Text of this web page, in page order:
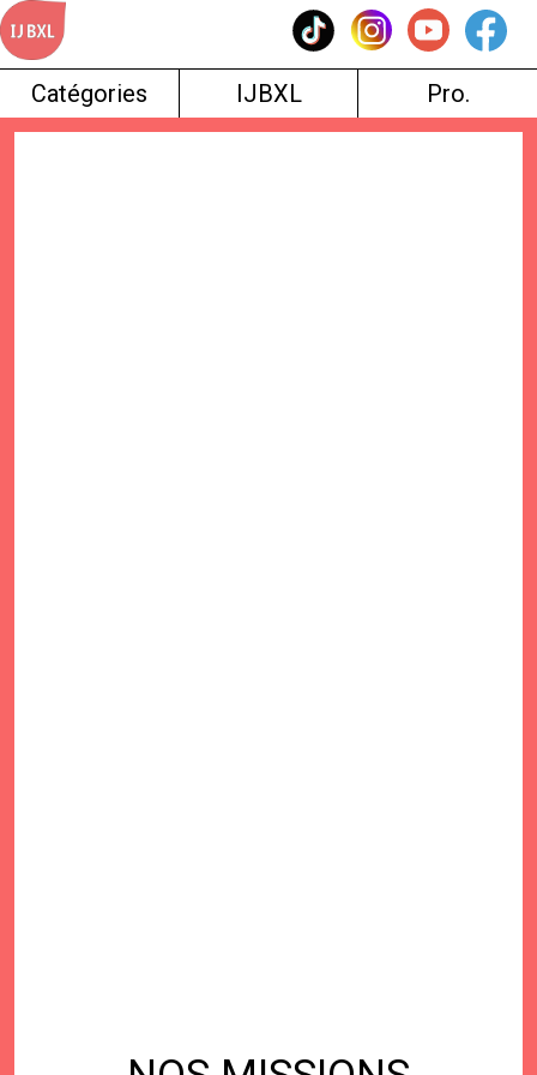
Skip
to
content
Catégories IJBXL Pro.